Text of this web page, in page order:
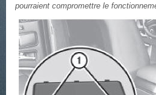
pourraient compromettre le